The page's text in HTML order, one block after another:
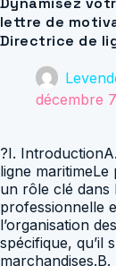
lettre de
Directrice de
décembre
?I.
ligne
un rôle clé dans
professionnelle
l’organisation
spécifique, qu’il